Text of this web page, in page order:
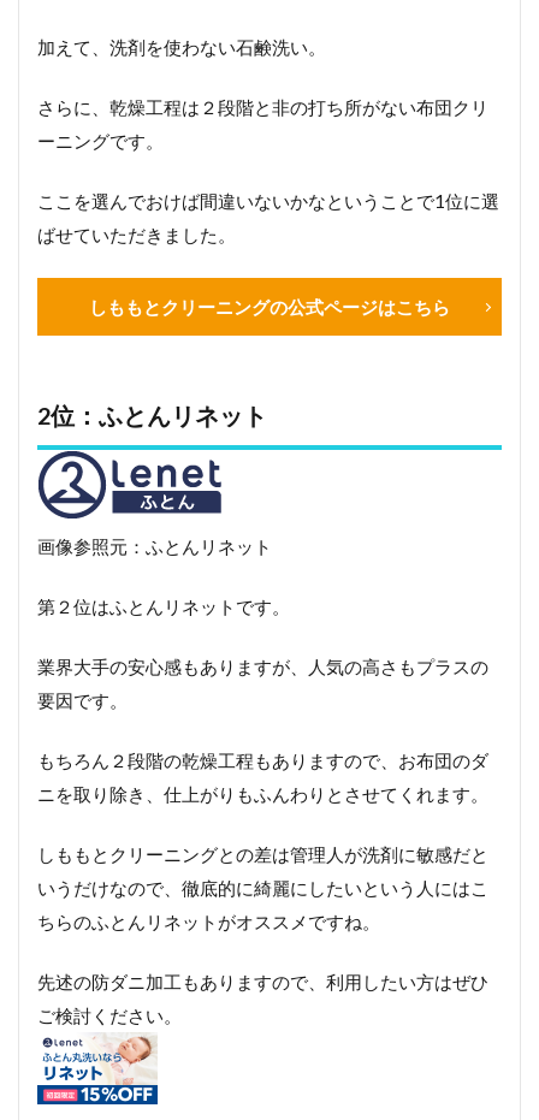
加えて、洗剤を使わない石鹸洗い。
さらに、乾燥工程は２段階と非の打ち所がない布団クリ
ーニングです。
ここを選んでおけば間違いないかなということで1位に選
ばせていただきました。
しももとクリーニングの公式ページはこちら
2位：ふとんリネット
画像参照元：ふとんリネット
第２位はふとんリネットです。
業界大手の安心感もありますが、人気の高さもプラスの
要因です。
もちろん２段階の乾燥工程もありますので、お布団のダ
ニを取り除き、仕上がりもふんわりとさせてくれます。
しももとクリーニングとの差は管理人が洗剤に敏感だと
いうだけなので、徹底的に綺麗にしたいという人にはこ
ちらのふとんリネットがオススメですね。
先述の防ダニ加工もありますので、利用したい方はぜひ
ご検討ください。